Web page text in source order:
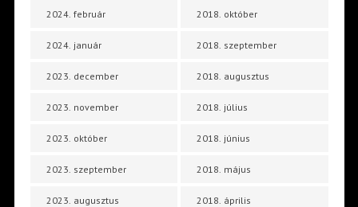
2024. február
2024. január
2023. december
2023. november
2023. október
2023. szeptember
2023. augusztus
2018. október
2018. szeptember
2018. augusztus
2018. július
2018. június
2018. május
2018. április